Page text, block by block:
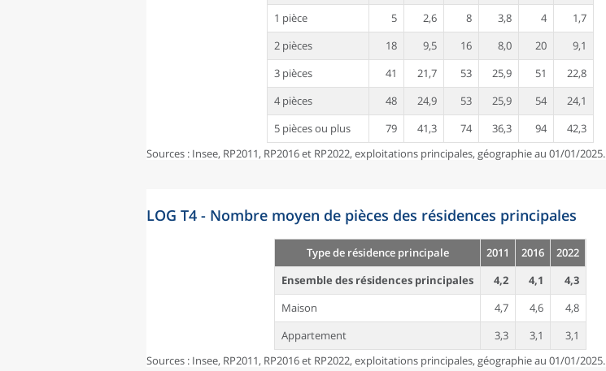
1 pièce
5 2,6 8 3,8 4
1,7
2 pièces
18 9,5 16 8,0 20
9,1
3 pièces
41 21,7 53 25,9 51
22,8
4 pièces
48 24,9 53 25,9 54
24,1
5 pièces ou plus
79 41,3 74 36,3 94
42,3
Sources : Insee, RP2011, RP2016 et RP2022, exploitations principales, géographie au 01/01/2025.
LOG T4 - Nombre moyen de pièces des résidences principales
Type de résidence principale 2011 2016
2022
Ensemble des résidences principales
4,2 4,1
4,3
Maison
4,7 4,6
4,8
Appartement
3,3 3,1
3,1
Sources : Insee, RP2011, RP2016 et RP2022, exploitations principales, géographie au 01/01/2025.